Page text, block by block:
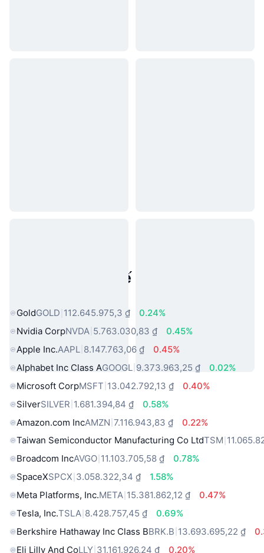
Tài sản trong thế giới thực phổ
GoldGOLD 112.645.975,3 ₫
0.24%
Nvidia CorpNVDA 5.763.030,83 ₫
0.45%
Apple Inc.AAPL 8.147.763,06 ₫
0.45%
Alphabet Inc Class AGOOGL 9.373.963,25 ₫
0.02%
Microsoft CorpMSFT 13.042.792,13 ₫
0.40%
SilverSILVER 1.681.394,84 ₫
0.58%
Amazon.com IncAMZN 7.116.943,83 ₫
0.22%
Taiwan Semiconductor Manufacturing Co LtdTSM
Broadcom IncAVGO 11.103.705,58 ₫
0.78%
SpaceXSPCX 3.058.322,34 ₫
1.58%
Meta Platforms, Inc.META 15.381.862,12 ₫
0.47%
Tesla, Inc.TSLA 8.428.757,45 ₫
0.69%
Berkshire Hathaway Inc Class BBRK.B 13.693.695,22 ₫
Eli Lilly And CoLLY 31.161.926,24 ₫
0.20%